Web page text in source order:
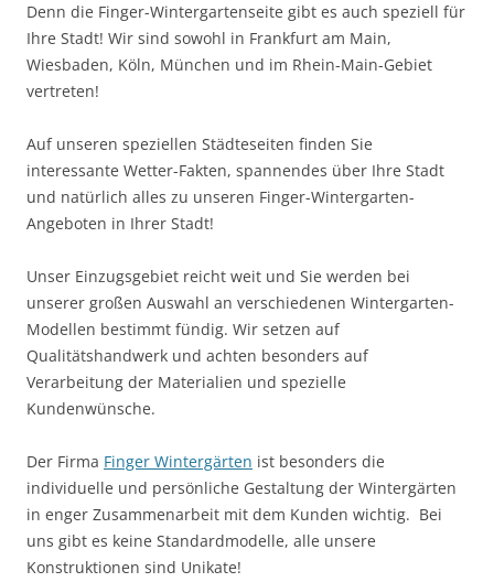
Denn die Finger-Wintergartenseite gibt es auch speziell für
Ihre Stadt! Wir sind sowohl in Frankfurt am Main,
Wiesbaden, Köln, München und im Rhein-Main-Gebiet
vertreten!
Auf unseren speziellen Städteseiten finden Sie
interessante Wetter-Fakten, spannendes über Ihre Stadt
und natürlich alles zu unseren Finger-Wintergarten-
Angeboten in Ihrer Stadt!
Unser Einzugsgebiet reicht weit und Sie werden bei
unserer großen Auswahl an verschiedenen Wintergarten-
Modellen bestimmt fündig. Wir setzen auf
Qualitätshandwerk und achten besonders auf
Verarbeitung der Materialien und spezielle
Kundenwünsche.
Der Firma Finger Wintergärten ist besonders die
individuelle und persönliche Gestaltung der Wintergärten
in enger Zusammenarbeit mit dem Kunden wichtig. Bei
uns gibt es keine Standardmodelle, alle unsere
Konstruktionen sind Unikate!